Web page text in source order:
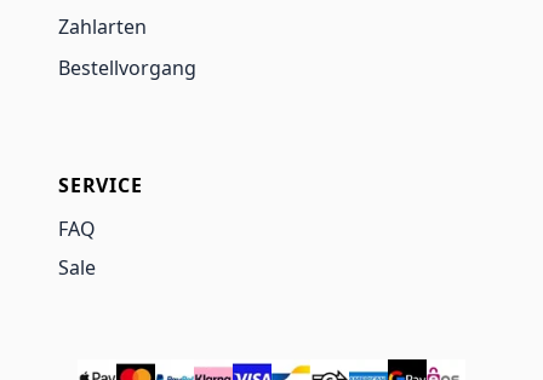
Zahlarten
Bestellvorgang
SERVICE
FAQ
Sale